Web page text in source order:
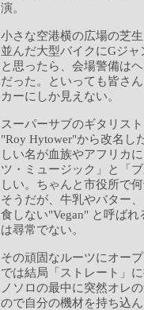
演。
小さな空港横の広場の芝
並んだ大型バイクにGジ
と思ったら、会場警備は
だった。といっても皆さ
カーにしか見えない。
スーパーサブのギタリス
"Roy Hytower"から改名し
しい名が血族やアフリカ
ツ・ミュージック」と「
しい。ちゃんと市役所で
そうだが、牛乳やバター
食しない"Vegan" と呼ば
は尋常でない。
その頑固なルーツにオー
では結局「ストレート」
ノソロの最中に突然オレ
ので自分の機材を持ち込